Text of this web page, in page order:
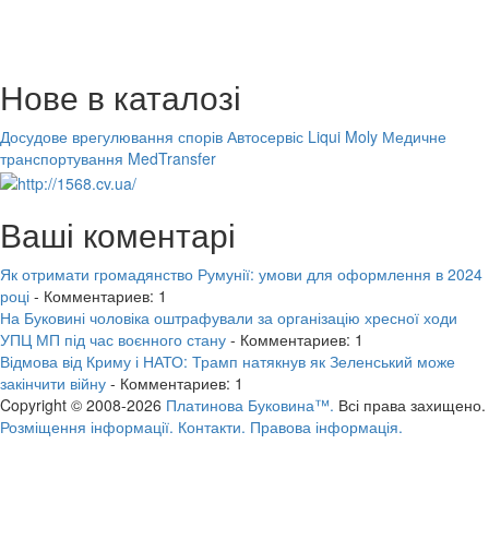
Нове в каталозі
Досудове врегулювання спорів Автосервіс Liqui Moly Медичне
транспортування MedTransfer
Ваші коментарі
Як отримати громадянство Румунії: умови для оформлення в 2024
році - Комментариев: 1
На Буковині чоловіка оштрафували за організацію хресної ходи
УПЦ МП під час воєнного стану - Комментариев: 1
Відмова від Криму і НАТО: Трамп натякнув як Зеленський може
закінчити війну - Комментариев: 1
Copyright © 2008-2026 Платинова Буковина™. Всі права захищено.
Розміщення інформації. Контакти. Правова інформація.